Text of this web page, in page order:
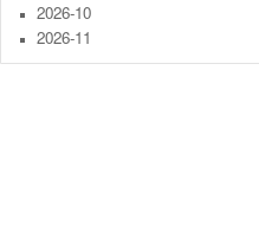
2026-10
2026-11